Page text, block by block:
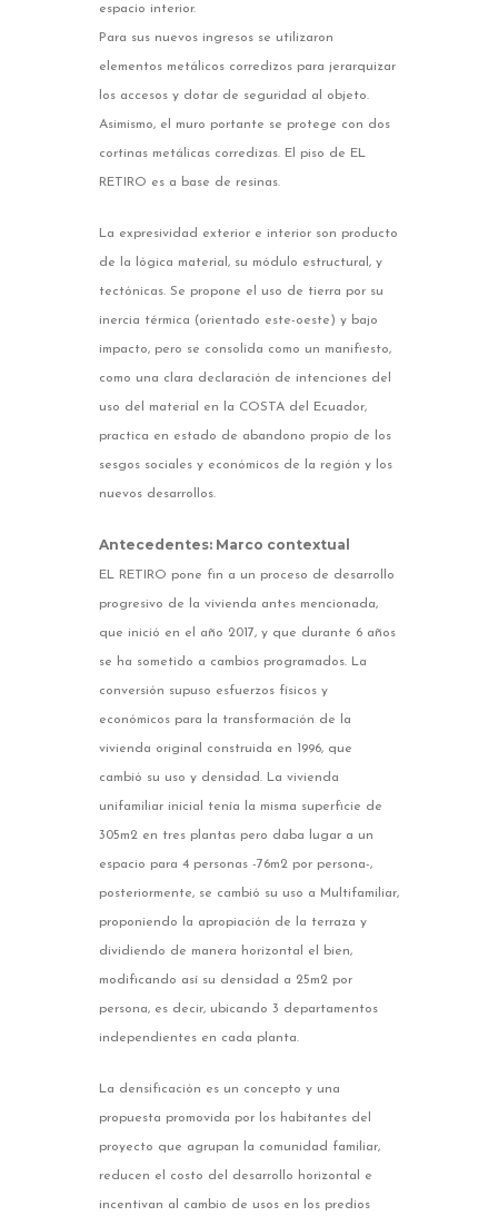
espacio interior.
Para sus nuevos ingresos se utilizaron
elementos metálicos corredizos para jerarquizar
los accesos y dotar de seguridad al objeto.
Asimismo, el muro portante se protege con dos
cortinas metálicas corredizas. El piso de EL
RETIRO es a base de resinas.
La expresividad exterior e interior son producto
de la lógica material, su módulo estructural, y
tectónicas. Se propone el uso de tierra por su
inercia térmica (orientado este-oeste) y bajo
impacto, pero se consolida como un manifiesto,
como una clara declaración de intenciones del
uso del material en la COSTA del Ecuador,
practica en estado de abandono propio de los
sesgos sociales y económicos de la región y los
nuevos desarrollos.
Antecedentes: Marco contextual
EL RETIRO pone fin a un proceso de desarrollo
progresivo de la vivienda antes mencionada,
que inició en el año 2017, y que durante 6 años
se ha sometido a cambios programados. La
conversión supuso esfuerzos físicos y
económicos para la transformación de la
vivienda original construida en 1996, que
cambió su uso y densidad. La vivienda
unifamiliar inicial tenía la misma superficie de
305m2 en tres plantas pero daba lugar a un
espacio para 4 personas -76m2 por persona-,
posteriormente, se cambió su uso a Multifamiliar,
proponiendo la apropiación de la terraza y
dividiendo de manera horizontal el bien,
modificando así su densidad a 25m2 por
persona, es decir, ubicando 3 departamentos
independientes en cada planta.
La densificación es un concepto y una
propuesta promovida por los habitantes del
proyecto que agrupan la comunidad familiar,
reducen el costo del desarrollo horizontal e
incentivan al cambio de usos en los predios